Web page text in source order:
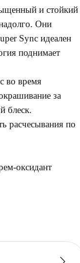
и стойкий
Они
Sync идеален
поднимает
во время
за
блеск.
расчесывания по
оксидант